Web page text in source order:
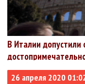
В Италии допустили
26 апреля 2020